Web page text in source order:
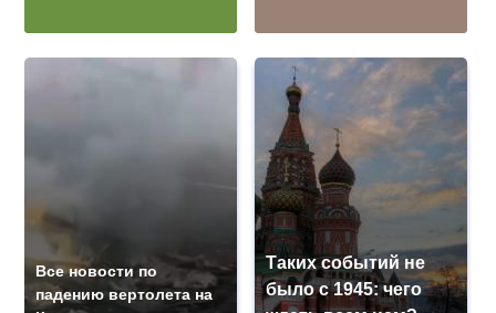
Все новости по
падению вертолета на
Таких событий не
было с 1945: чего